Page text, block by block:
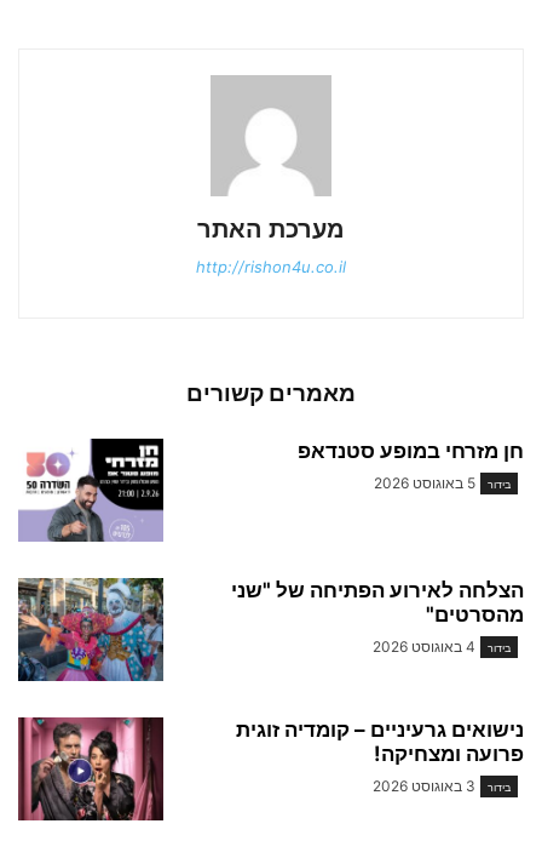
מערכת האתר
http://rishon4u.co.il
מאמרים קשורים
חן מזרחי במופע סטנדאפ
בידור 5 באוגוסט 2026
הצלחה לאירוע הפתיחה של "שני
מהסרטים"
בידור 4 באוגוסט 2026
נישואים גרעיניים – קומדיה זוגית
פרועה ומצחיקה!
בידור 3 באוגוסט 2026